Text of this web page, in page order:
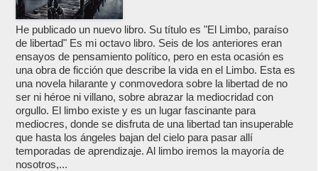
He publicado un nuevo libro. Su título es "El Limbo, paraíso
de libertad" Es mi octavo libro. Seis de los anteriores eran
ensayos de pensamiento político, pero en esta ocasión es
una obra de ficción que describe la vida en el Limbo. Esta es
una novela hilarante y conmovedora sobre la libertad de no
ser ni héroe ni villano, sobre abrazar la mediocridad con
orgullo. El limbo existe y es un lugar fascinante para
mediocres, donde se disfruta de una libertad tan insuperable
que hasta los ángeles bajan del cielo para pasar allí
temporadas de aprendizaje. Al limbo iremos la mayoría de
nosotros,...